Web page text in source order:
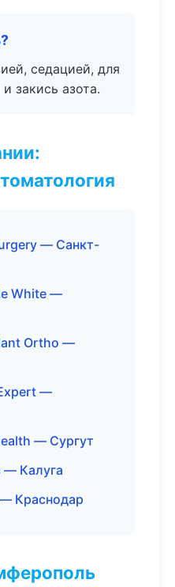
седацией, для
закись азота.
— Санкт-
White —
Ortho —
—
— Сургут
Калуга
Краснодар